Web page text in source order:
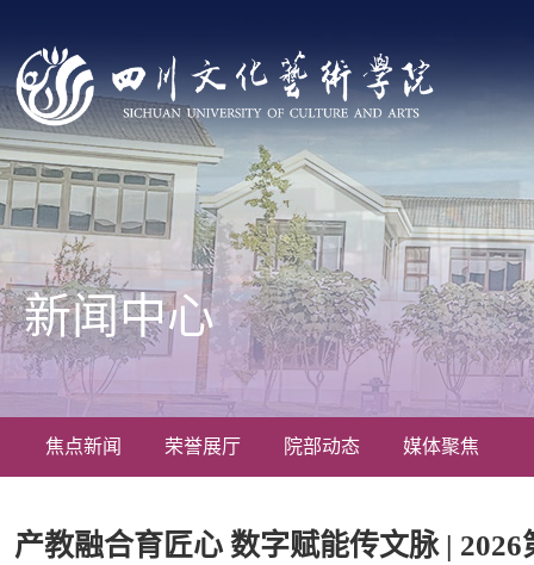
焦点新闻 荣誉展厅 院部动态 媒体聚焦
新闻中心
产教融合育匠心 数字赋能传文脉 |